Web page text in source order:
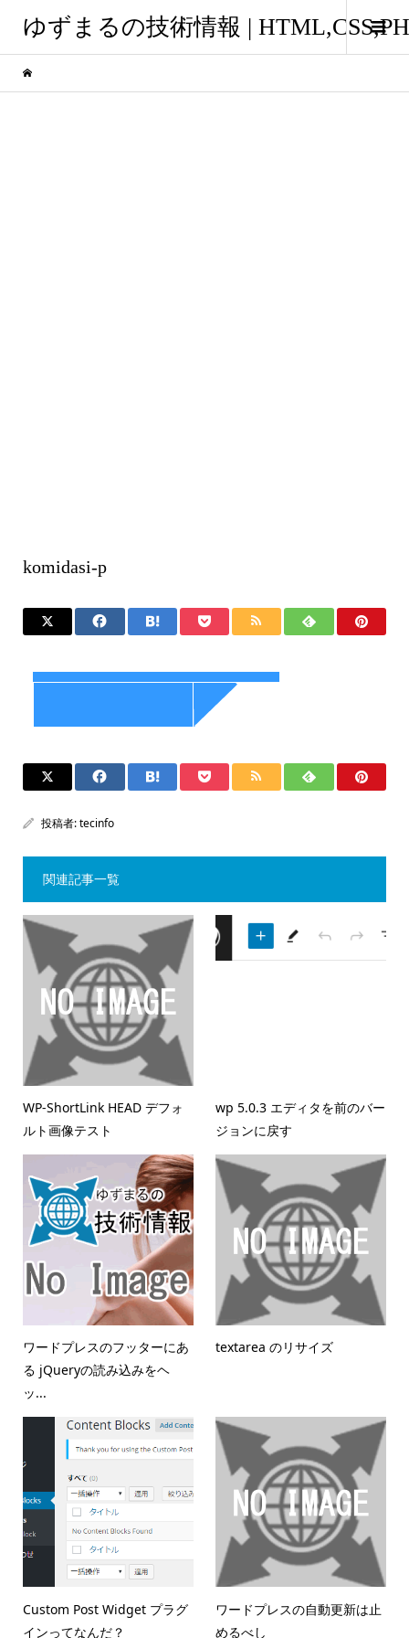
ゆずまるの技術情報 |
komidasi-p
投稿者:tecinfo
関連記事一覧
WP-ShortLink HEAD デフォ
ルト画像テスト
wp 5.0.3 エディタを前のバー
ジョンに戻す
ワードプレスのフッターにあ
る jQueryの読み込みをヘ
ッ...
textarea のリサイズ
Custom Post Widget プラグ
インってなんだ？
ワードプレスの自動更新は止
めるべし